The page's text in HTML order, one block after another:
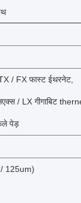
/ FX फास्ट ईथरनेट,
/ LX गीगाबिट
पेड़
/ 125um)